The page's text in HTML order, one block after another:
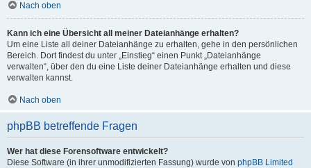
Nach oben
Kann ich eine Übersicht all meiner Dateianhänge erhalten?
Um eine Liste all deiner Dateianhänge zu erhalten, gehe in den persönlichen
Bereich. Dort findest du unter „Einstieg“ einen Punkt „Dateianhänge
verwalten“, über den du eine Liste deiner Dateianhänge erhalten und diese
verwalten kannst.
Nach oben
phpBB betreffende Fragen
Wer hat diese Forensoftware entwickelt?
Diese Software (in ihrer unmodifizierten Fassung) wurde von phpBB Limited